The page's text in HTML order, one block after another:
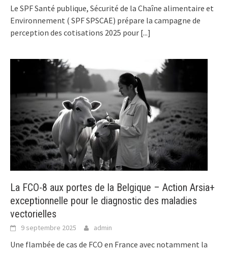
Le SPF Santé publique, Sécurité de la Chaîne alimentaire et
Environnement ( SPF SPSCAE) prépare la campagne de
perception des cotisations 2025 pour [...]
La FCO-8 aux portes de la Belgique – Action Arsia+
exceptionnelle pour le diagnostic des maladies
vectorielles
9 septembre 2025 admin
Une flambée de cas de FCO en France avec notamment la